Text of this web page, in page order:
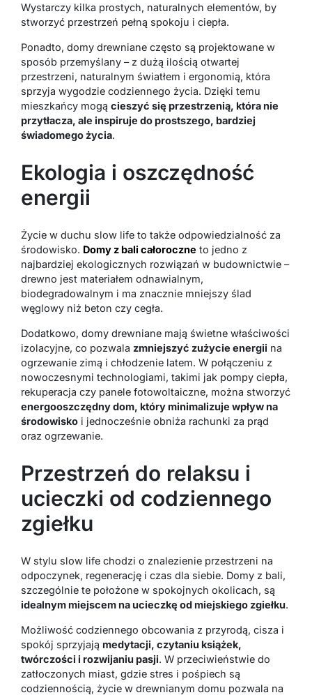
Wystarczy kilka prostych, naturalnych elementów, by
stworzyć przestrzeń pełną spokoju i ciepła.
Ponadto, domy drewniane często są projektowane w
sposób przemyślany – z dużą ilością otwartej
przestrzeni, naturalnym światłem i ergonomią, która
sprzyja wygodzie codziennego życia. Dzięki temu
mieszkańcy mogą cieszyć się przestrzenią, która nie
przytłacza, ale inspiruje do prostszego, bardziej
świadomego życia.
Ekologia i oszczędność
energii
Życie w duchu slow life to także odpowiedzialność za
środowisko. Domy z bali całoroczne to jedno z
najbardziej ekologicznych rozwiązań w budownictwie –
drewno jest materiałem odnawialnym,
biodegradowalnym i ma znacznie mniejszy ślad
węglowy niż beton czy cegła.
Dodatkowo, domy drewniane mają świetne właściwości
izolacyjne, co pozwala zmniejszyć zużycie energii na
ogrzewanie zimą i chłodzenie latem. W połączeniu z
nowoczesnymi technologiami, takimi jak pompy ciepła,
rekuperacja czy panele fotowoltaiczne, można stworzyć
energooszczędny dom, który minimalizuje wpływ na
środowisko i jednocześnie obniża rachunki za prąd
oraz ogrzewanie.
Przestrzeń do relaksu i
ucieczki od codziennego
zgiełku
W stylu slow life chodzi o znalezienie przestrzeni na
odpoczynek, regenerację i czas dla siebie. Domy z bali,
szczególnie te położone w spokojnych okolicach, są
idealnym miejscem na ucieczkę od miejskiego zgiełku.
Możliwość codziennego obcowania z przyrodą, cisza i
spokój sprzyjają medytacji, czytaniu książek,
twórczości i rozwijaniu pasji. W przeciwieństwie do
zatłoczonych miast, gdzie stres i pośpiech są
codziennością, życie w drewnianym domu pozwala na